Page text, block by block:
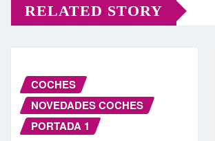
RELATED STORY
COCHES
NOVEDADES COCHES
PORTADA 1